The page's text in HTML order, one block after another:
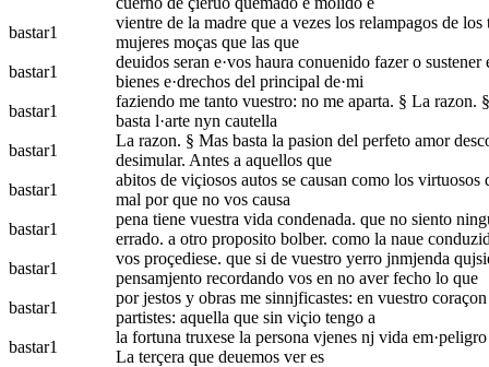
bastar1
vientre de la madre que a vezes los relampagos de
mujeres moças que las que
bastar1
deuidos seran e·vos haura conuenido fazer o
bienes e·drechos del principal de·mi
bastar1
faziendo me tanto vuestro: no me aparta. § La razon.
basta l·arte nyn cautella
bastar1
La razon. § Mas basta la pasion del perfeto amor
desimular. Antes a aquellos que
bastar1
abitos de viçiosos autos se causan como los
mal por que no vos causa
bastar1
pena tiene vuestra vida condenada. que no siento
errado. a otro proposito bolber. como la naue
bastar1
vos proçediese. que si de vuestro yerro jnmjenda
pensamjento recordando vos en no aver fecho lo que
bastar1
por jestos y obras me sinnjficastes: en vuestro
partistes: aquella que sin viçio tengo a
bastar1
la fortuna truxese la persona vjenes nj vida
La terçera que deuemos ver es